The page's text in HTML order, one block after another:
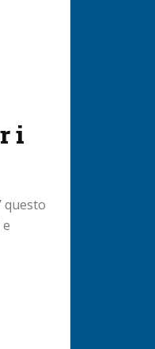
i
questo